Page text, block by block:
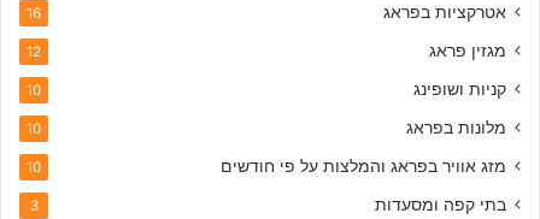
אטרקציות בפראג 16
מגזין פראג 12
קניות ושופינג 10
מלונות בפראג 10
מזג אוויר בפראג והמלצות על פי חודשים 10
בתי קפה ומסעדות 3